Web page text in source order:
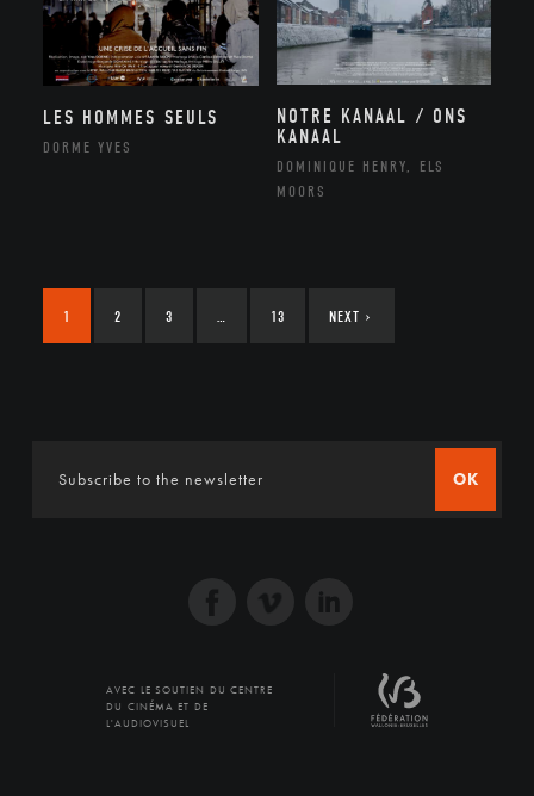
LES HOMMES SEULS
DORME YVES
NOTRE KANAAL / ONS
KANAAL
DOMINIQUE HENRY, ELS
MOORS
1 2 3 13 NEXT ›
OK
AVEC LE SOUTIEN DU CENTRE
DU CINÉMA ET DE
L'AUDIOVISUEL